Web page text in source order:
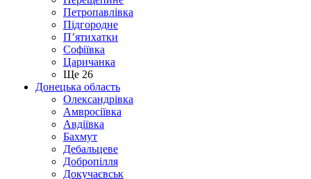
Петропавлівка
Підгородне
П’ятихатки
Софіївка
Царичанка
Ще 26
Донецька область
Олександрівка
Амвросіївка
Авдіївка
Бахмут
Дебальцеве
Добропілля
Докучаєвськ